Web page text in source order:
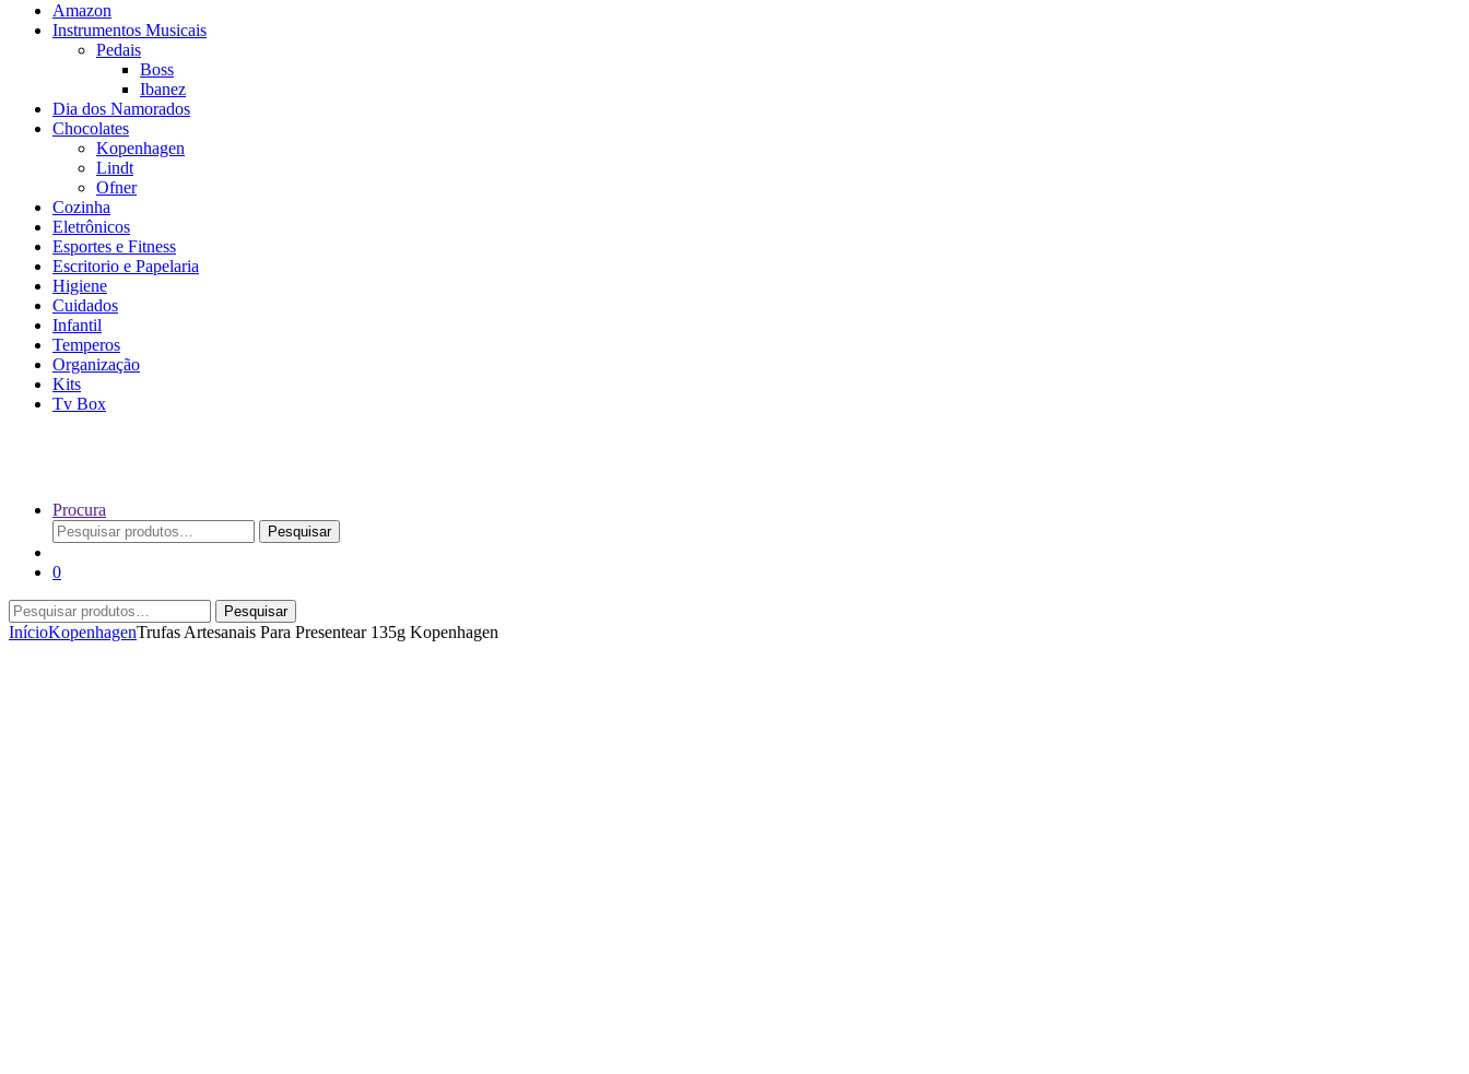
Amazon
Instrumentos Musicais
Pedais
Boss
Ibanez
Dia dos Namorados
Chocolates
Kopenhagen
Lindt
Ofner
Cozinha
Eletrônicos
Esportes e Fitness
Escritorio e Papelaria
Higiene
Cuidados
Infantil
Temperos
Organização
Kits
Tv Box
Procura
Pesquisar
por:
Pesquisar
0
Pesquisar
por:
Pesquisar
InícioKopenhagenTrufas Artesanais Para Presentear 135g Kopenhagen